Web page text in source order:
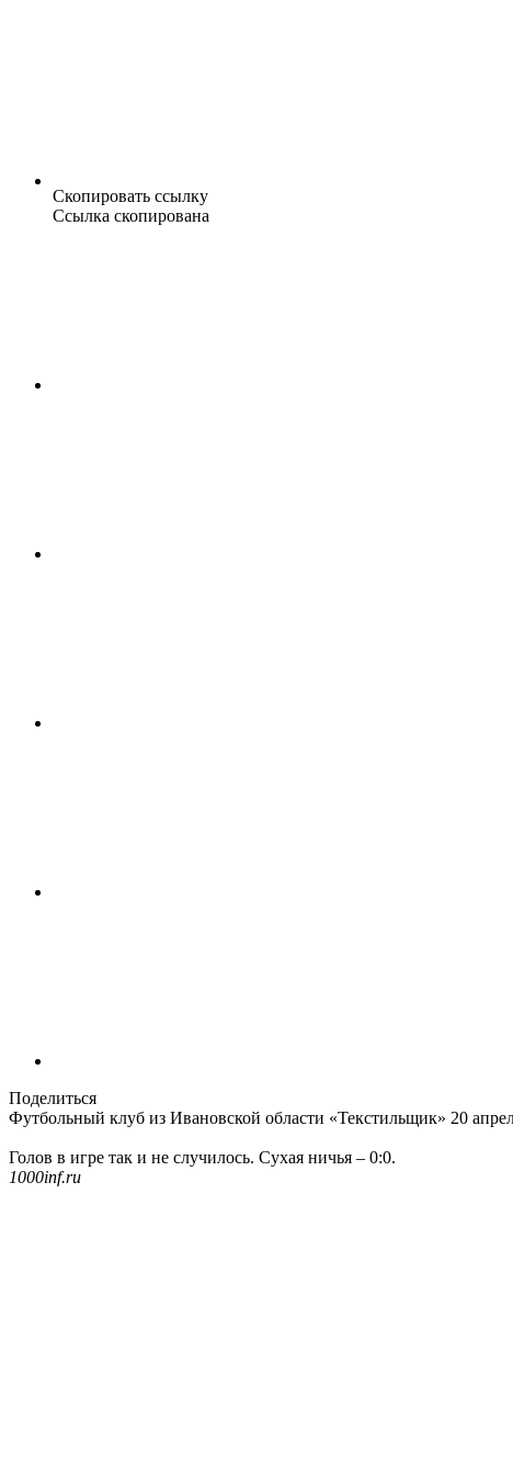
Скопировать ссылку
Ссылка скопирована
Поделиться
Футбольный клуб из Ивановской области «Текстильщик» 20
Голов в игре так и не случилось. Сухая ничья – 0:0.
1000inf.ru